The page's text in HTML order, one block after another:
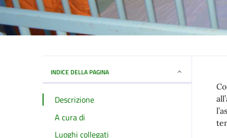
INDICE DELLA PAGINA
Descrizione
A cura di
Luoghi collegati